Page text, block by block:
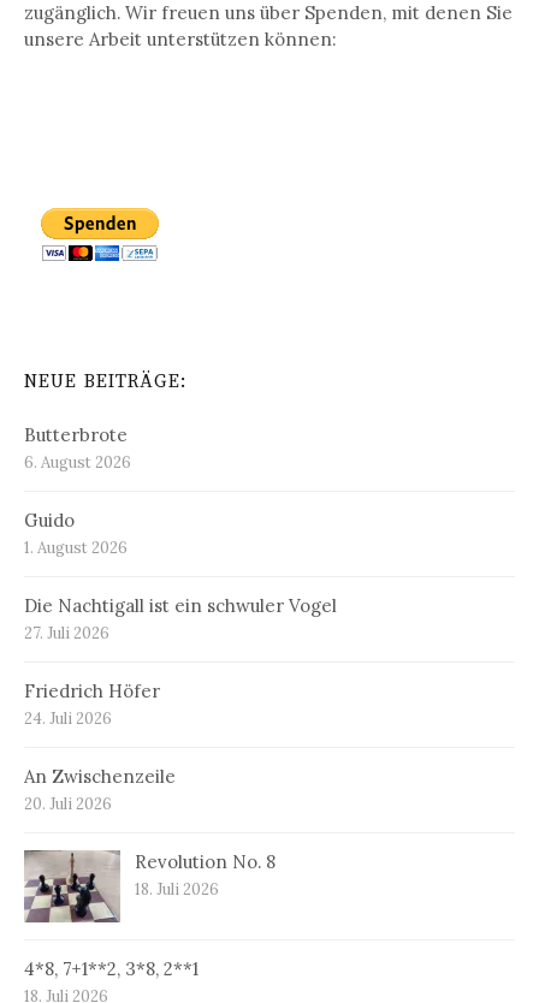
zugänglich. Wir freuen uns über Spenden, mit denen Sie
unsere Arbeit unterstützen können:
NEUE BEITRÄGE:
Butterbrote
6. August 2026
Guido
1. August 2026
Die Nachtigall ist ein schwuler Vogel
27. Juli 2026
Friedrich Höfer
24. Juli 2026
An Zwischenzeile
20. Juli 2026
Revolution No. 8
18. Juli 2026
4*8, 7+1**2, 3*8, 2**1
18. Juli 2026